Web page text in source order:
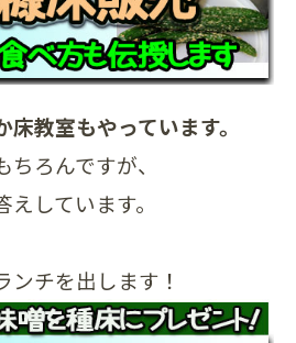
教室もやっています。
ろんですが、
しています。
ンチを出します！